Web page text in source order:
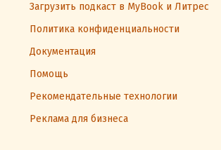
Загрузить подкаст в MyBook и Литрес
Политика конфиденциальности
Документация
Помощь
Рекомендательные технологии
Реклама для бизнеса